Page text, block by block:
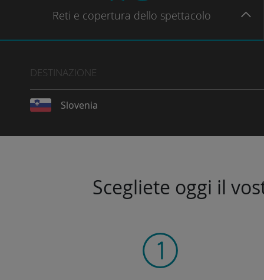
Reti e copertura dello spettacolo
DESTINAZIONE
Slovenia
Scegliete oggi il